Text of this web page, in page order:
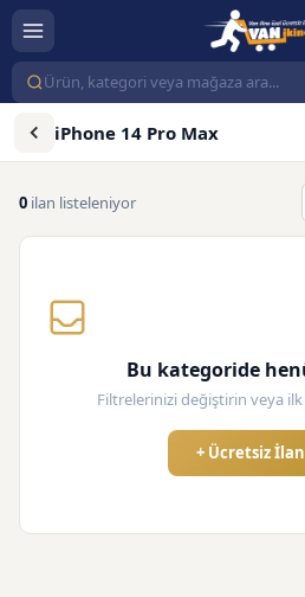
iPhone 14 Pro Max
0 ilan listeleniyor
Bu kategoride
Filtrelerinizi değiştirin veya
+ Ücretsiz